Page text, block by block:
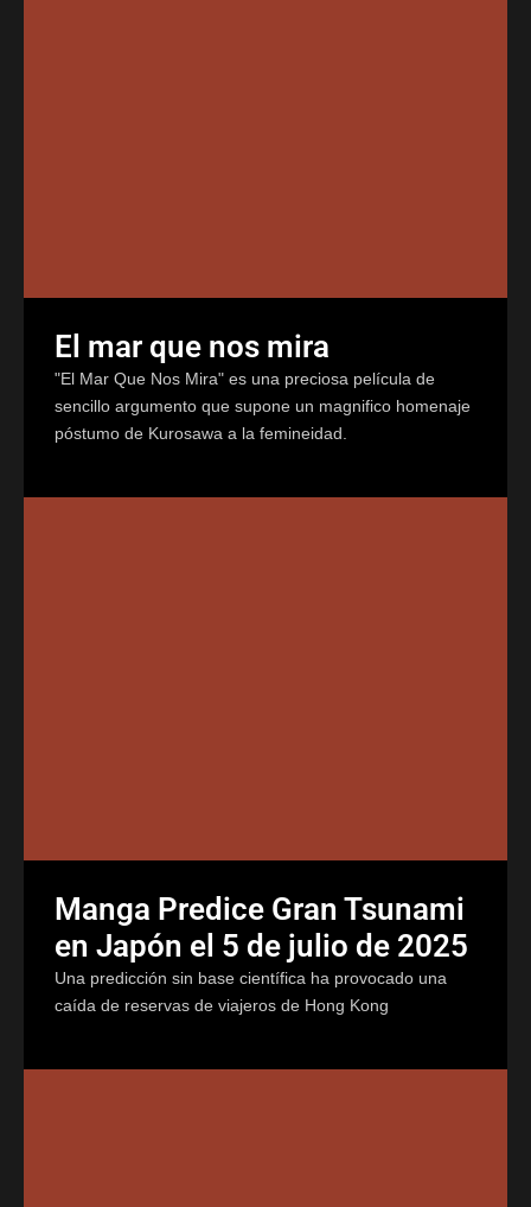
El mar que nos mira
"El Mar Que Nos Mira" es una preciosa película de
sencillo argumento que supone un magnifico homenaje
póstumo de Kurosawa a la femineidad.
Manga Predice Gran Tsunami
en Japón el 5 de julio de 2025
Una predicción sin base científica ha provocado una
caída de reservas de viajeros de Hong Kong